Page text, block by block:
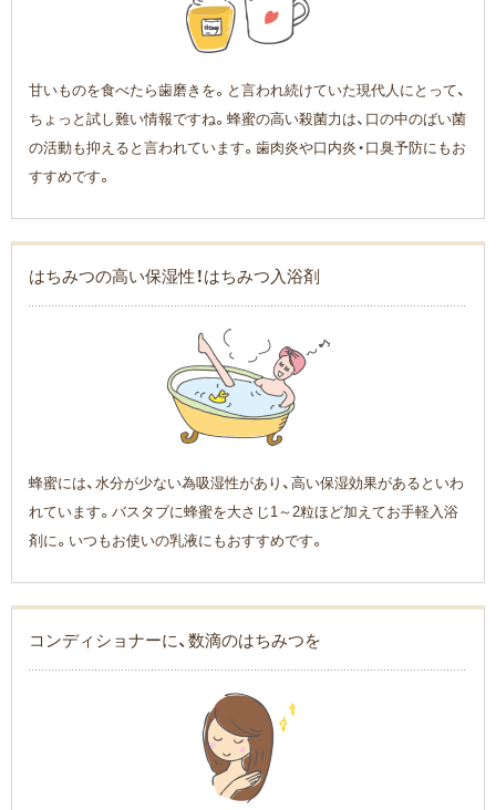
甘いものを食べたら歯磨きを。と言われ続けていた現代人にとって、
ちょっと試し難い情報ですね。蜂蜜の高い殺菌力は、口の中のばい菌
の活動も抑えると言われています。歯肉炎や口内炎・口臭予防にもお
すすめです。
はちみつの高い保湿性！はちみつ入浴剤
蜂蜜には、水分が少ない為吸湿性があり、高い保湿効果があるといわ
れています。バスタブに蜂蜜を大さじ1～2粒ほど加えてお手軽入浴
剤に。いつもお使いの乳液にもおすすめです。
コンディショナーに、数滴のはちみつを